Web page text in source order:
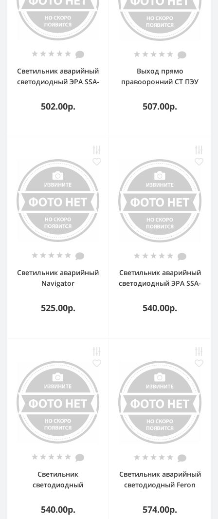
Светильник аварийный
светодиодный ЭРА SSA-
ВЫХОД-EXIT
502.00р.
Выход прямо
правооронний СТ ПЭУ
LUNA/MARS
пиктограмма
507.00р.
Светильник аварийный
Navigator
2вт 4ч универсальный
525.00р.
Светильник аварийный
светодиодный ЭРА SSA-
ТЕКСТА,стикер
350х130мм
540.00р.
Светильник
светодиодный
постоянный ЭРА 30LED
5ч IP20 (40/1600)
540.00р.
Светильник аварийный
светодиодный Feron
непостоянный IP20
574.00р.